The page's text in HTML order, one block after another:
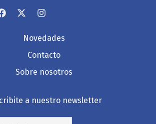
Novedades
Contacto
Sobre nosotros
a nuestro newsletter